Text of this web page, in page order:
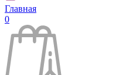
Главная
0